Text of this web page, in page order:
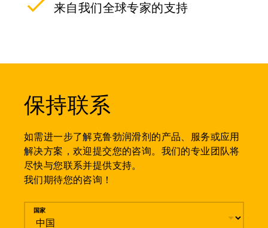
来自我们全球专家的支持
保持联系
如需进一步了解克鲁勃润滑剂的产品、服务或应用
解决方案，欢迎提交您的咨询。我们的专业团队将
尽快与您联系并提供支持。
我们期待您的咨询！
留言
国家